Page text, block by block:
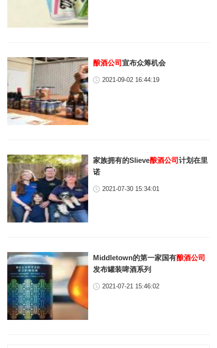
酿酒公司宣布众筹机会
2021-09-02 16:44:19
家族拥有的Slieve酿酒公司计划在里
诺
2021-07-30 15:34:01
Middletown的第一家国有酿酒公司
发布罐装啤酒系列
2021-07-21 15:46:02